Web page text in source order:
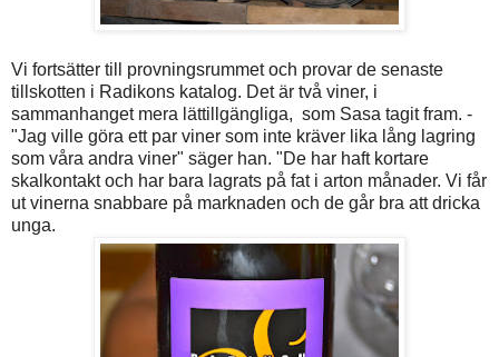
Vi fortsätter till provningsrummet och provar de senaste
tillskotten i Radikons katalog. Det är två viner, i
sammanhanget mera lättillgängliga, som Sasa tagit fram. -
"Jag ville göra ett par viner som inte kräver lika lång lagring
som våra andra viner" säger han. "De har haft kortare
skalkontakt och har bara lagrats på fat i arton månader. Vi får
ut vinerna snabbare på marknaden och de går bra att dricka
unga.